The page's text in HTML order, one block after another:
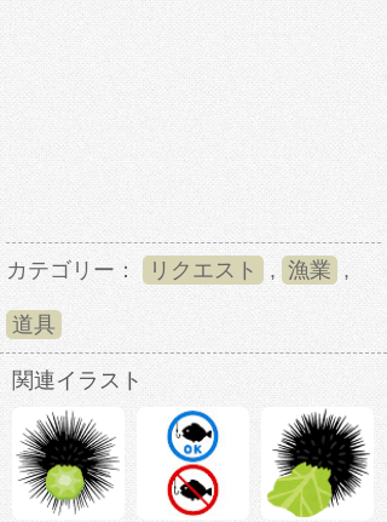
カテゴリー： リクエスト , 漁業 ,
道具
関連イラスト